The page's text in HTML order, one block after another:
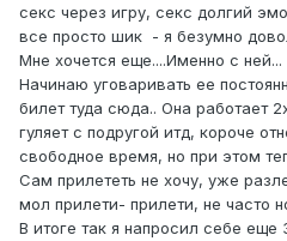
секс через игру, секс долгий
все просто шик - я безумно
Мне хочется еще....Именно с ней...
Начинаю уговаривать ее
билет туда сюда.. Она работает
гуляет с подругой итд, короче
свободное время, но при этом
Сам прилететь не хочу, уже
мол прилети- прилети, не часто
В итоге так я напросил себе